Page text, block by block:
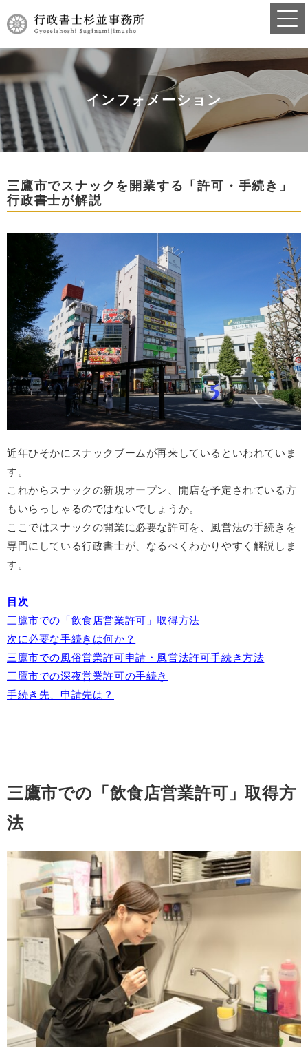
インフォメーション
三鷹市でスナックを開業する「許可・手続き」
行政書士が解説
近年ひそかにスナックブームが再来しているといわれていま
す。
これからスナックの新規オープン、開店を予定されている方
もいらっしゃるのではないでしょうか。
ここではスナックの開業に必要な許可を、 風営法の手続きを
専門にしている行政書士が、なるべくわかりやすく解説しま
す。
目次
三鷹市での「飲食店営業許可」取得方法
次に必要な手続きは何か？
三鷹市での風俗営業許可申請・風営法許可手続き方法
三鷹市での深夜営業許可の手続き
手続き先、申請先は？
三鷹市での「飲食店営業許可」取得方
法